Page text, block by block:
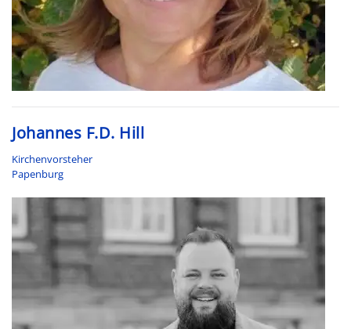
Johannes F.D. Hill
Kirchenvorsteher
Papenburg